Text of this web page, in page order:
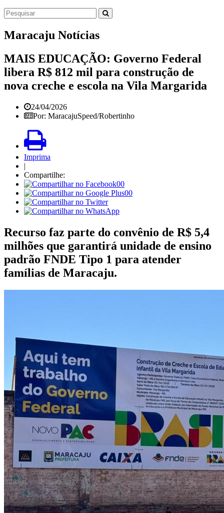
Maracaju Notícias
MAIS EDUCAÇÃO: Governo Federal
libera R$ 812 mil para construção de
nova creche e escola na Vila Margarida
24/04/2026
Por: MaracajuSpeed/Robertinho
Imprima
|
Compartilhe:
00
00
Recurso faz parte do convênio de R$ 5,4
milhões que garantirá unidade de ensino
padrão FNDE Tipo 1 para atender
famílias de Maracaju.